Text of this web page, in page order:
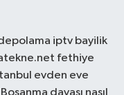
iptv bayilik
fethiye
evden eve